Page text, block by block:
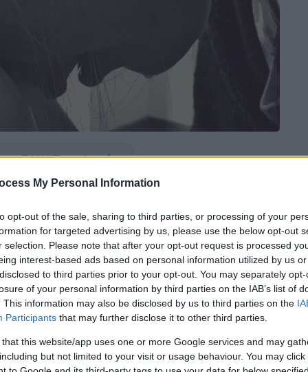
My Personal Information
opt-out of the sale, sharing to third parties, or processing of your
for targeted advertising by us, please use the below opt-out
selection. Please note that after your opt-out request is processed
interest-based ads based on personal information utilized by us
to third parties prior to your opt-out. You may separately
of your personal information by third parties on the IAB’s list of
This information may also be disclosed by us to third parties on the
Participants that may further disclose it to other third parties.
that this website/app uses one or more Google services and may
but not limited to your visit or usage behaviour. You may
το ΕΘΝΟΣ στη Google
αλλά ακόμη δεν έχουν παρθεί ουσιαστικά
ήρθε ξανά στην επικαιρότητα
από δικαστήριο στη Θεσσαλονίκη
της, αφού είχε δημιουργήσει
mediaόπου τα υπόλοιπα παιδιά
πριν από δυόμιση χρόνια αλλά η δίκη
έγινε χτες (3-3-2022).
στοαναμορφωτικό μέτρο της ανάθεσης